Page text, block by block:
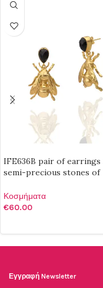
IFE636B pair of
semi-precious stones of
brass
Κοσμήματα
€60.00
Εγγραφή Newsletter